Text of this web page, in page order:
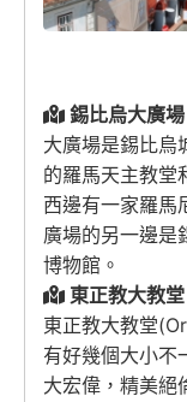
錫比烏大廣場
大廣場是錫比烏
的羅馬天主教堂
西邊有一家羅馬
廣場的另一邊是
博物館。
東正教大教堂
東正教大教堂
有好幾個大小不
大宏偉，精美絕